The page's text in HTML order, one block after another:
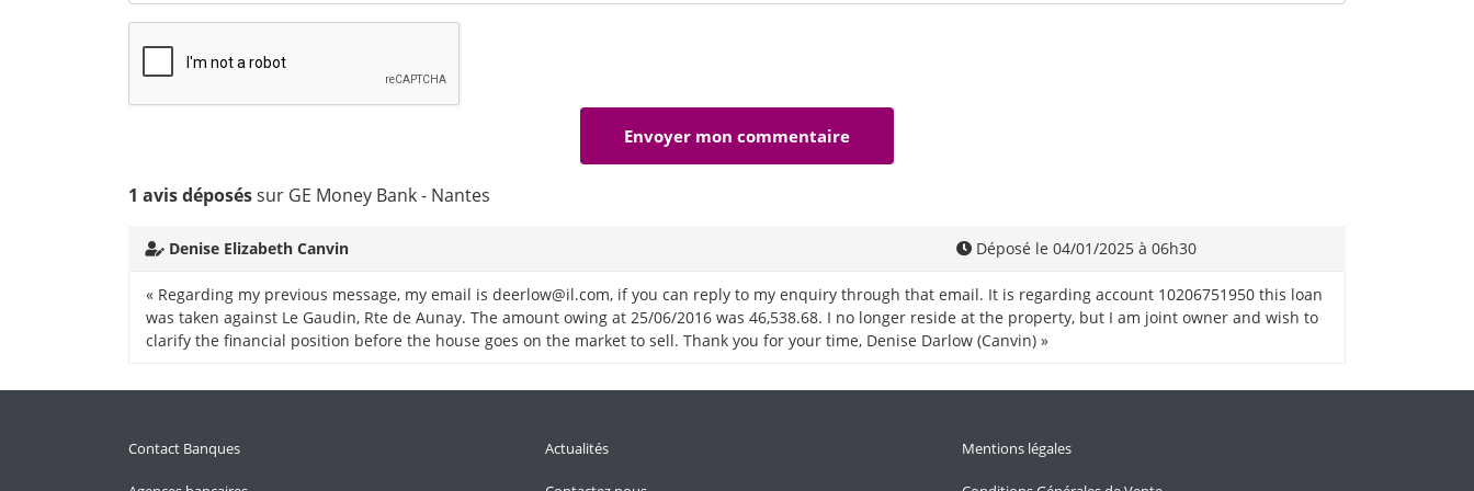
1 avis déposéssur GE Money Bank - Nantes
Denise Elizabeth Canvin Déposé le 04/01/2025 à 06h30
« Regarding my previous message, my email is deerlow@il.com, if you can reply to my enquiry through that email. It is regarding account 10206751950 this loan
was taken against Le Gaudin, Rte de Aunay. The amount owing at 25/06/2016 was 46,538.68. I no longer reside at the property, but I am joint owner and wish to
clarify the financial position before the house goes on the market to sell. Thank you for your time, Denise Darlow (Canvin) »
Contact Banques Actualités Mentions légales